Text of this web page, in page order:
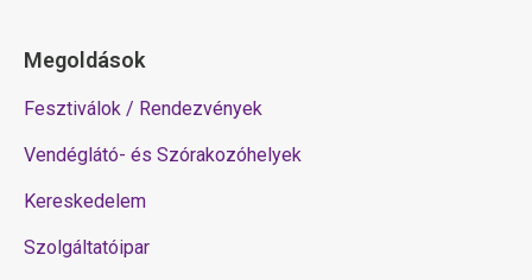
Megoldások
Fesztiválok / Rendezvények
Vendéglátó- és Szórakozóhelyek
Kereskedelem
Szolgáltatóipar